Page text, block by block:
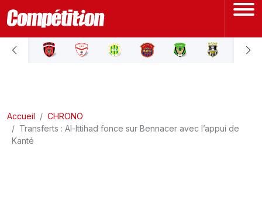
ACCUEIL
LIGUE 2
Accueil
CHRONO
Transferts : Al-Ittihad fonce sur Bennacer avec l’appui de
Kanté